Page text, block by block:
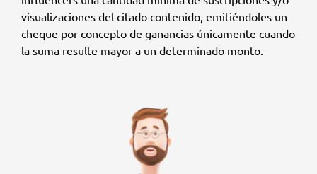
visualizaciones del citado contenido, emitiéndoles un
cheque por concepto de ganancias únicamente cuando
la suma resulte mayor a un determinado monto.